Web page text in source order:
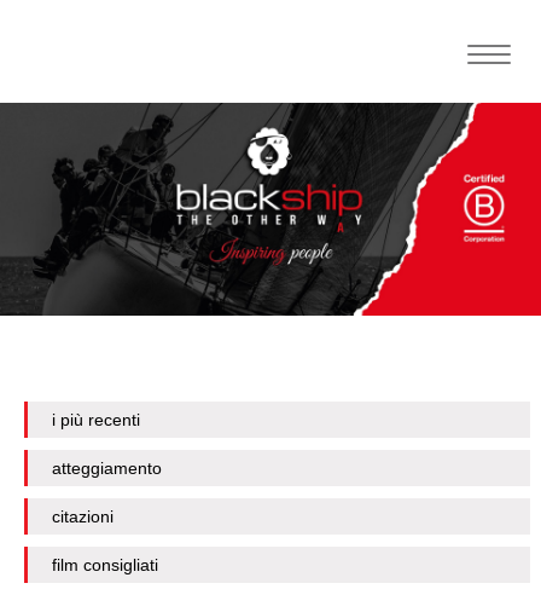
Toggle
i più recenti
atteggiamento
citazioni
film consigliati